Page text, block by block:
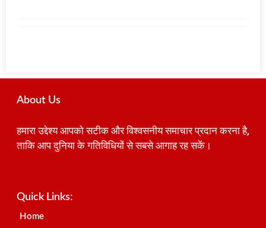
About Us
हमारा उद्देश्य आपको सटीक और विश्वसनीय समाचार प्रदान करना है,
ताकि आप दुनिया के गतिविधियों से सबसे आगाह रह सकें।
Quick Links:
Home